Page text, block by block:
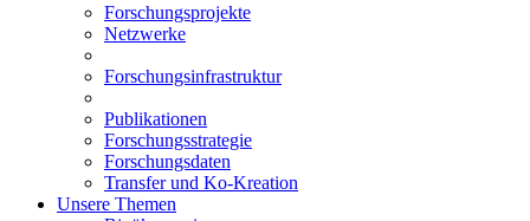
Forschungsprojekte
Netzwerke
Forschungsinfrastruktur
Publikationen
Forschungsstrategie
Forschungsdaten
Transfer und Ko-Kreation
Unsere Themen